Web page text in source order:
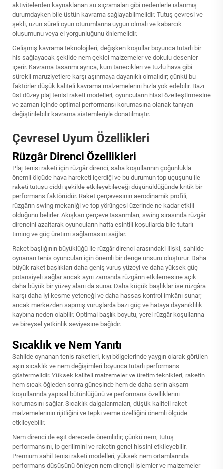
aktivitelerden kaynaklanan su sıçramaları gibi nedenlerle ıslanmış
durumdayken bile üstün kavrama sağlayabilmelidir. Tutuş çevresi ve
şekli, uzun süreli oyun oturumlarına uygun olmalı ve kabarcık
oluşumunu veya el yorgunluğunu önlemelidir.
Gelişmiş kavrama teknolojileri, değişken koşullar boyunca tutarlı bir
his sağlayacak şekilde nem çekici malzemeler ve dokulu desenler
içerir. Kavrama tasarımı ayrıca, kum tanecikleri ve tuzlu hava gibi
sürekli maruziyetlere karşı aşınmaya dayanıklı olmalıdır; çünkü bu
faktörler düşük kaliteli kavrama malzemelerini hızla yok edebilir. Bazı
üst düzey plaj tenisi raketi modelleri, oyuncuların hissi özelleştirmesine
ve zaman içinde optimal performansı korumasına olanak tanıyan
değiştirilebilir kavrama sistemleriyle donatılmıştır.
Çevresel Uyum Özellikleri
Rüzgâr Direnci Özellikleri
Plaj tenisi raketi için rüzgâr direnci, saha koşullarının çoğunlukla
önemli ölçüde hava hareketi içerdiği ve bu durumun top uçuşunu ile
raketi tutuşu ciddi şekilde etkileyebileceği düşünüldüğünde kritik bir
performans faktörüdür. Raket çerçevesinin aerodinamik profili,
rüzgârın swing mekaniği ve top yörüngesi üzerinde ne kadar etkili
olduğunu belirler. Akışkan çerçeve tasarımları, swing sırasında rüzgâr
direncini azaltarak oyuncuların hatta esintili koşullarda bile tutarlı
timing ve güç üretimi sağlamasını sağlar.
Raket başlığının büyüklüğü ile rüzgâr direnci arasındaki ilişki, sahilde
oynanan tenis oyuncuları için önemli bir denge unsuru oluşturur. Daha
büyük raket başlıkları daha geniş vuruş yüzeyi ve daha yüksek güç
potansiyeli sağlar ancak aynı zamanda rüzgârın etkilemesine açık
daha büyük bir yüzey alanı da sunar. Daha küçük başlıklar ise rüzgâra
karşı daha iyi kesme yeteneği ve daha hassas kontrol imkânı sunar;
ancak merkezden sapmış vuruşlarda bazı güç ve hataya dayanıklılık
kaybına neden olabilir. Optimal başlık boyutu, yerel rüzgâr koşullarına
ve bireysel yetkinlik seviyesine bağlıdır.
Sıcaklık ve Nem Yanıtı
Sahilde oynanan tenis raketleri, kıyı bölgelerinde yaygın olarak görülen
aşırı sıcaklık ve nem değişimleri boyunca tutarlı performans
göstermelidir. Yüksek kaliteli malzemeler ve üretim teknikleri, raketin
hem sıcak öğleden sonra güneşinde hem de daha serin akşam
koşullarında yapısal bütünlüğünü ve performans özelliklerini
korumasını sağlar. Sıcaklık dalgalanmaları, düşük kaliteli raket
malzemelerinin rijitliğini ve tepki verme özelliğini önemli ölçüde
etkileyebilir.
Nem direnci de eşit derecede önemlidir; çünkü nem, tutuş
performansını, ip gerilimini ve raketin genel hissini etkileyebilir.
Premium sahil tenisi raketi modelleri, yüksek nem ortamlarında
performans düşüşünü önleyen nem dirençli işlemler ve malzemeler